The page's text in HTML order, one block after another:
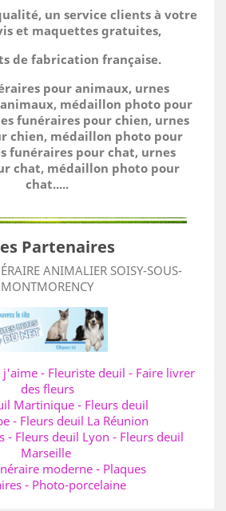
un service clients à votre
et maquettes gratuites,
de fabrication française.
pour animaux, urnes
médaillon photo pour
funéraires pour chien, urnes
chien, médaillon photo pour
funéraires pour chat, urnes
chat, médaillon photo pour
chat.....
Partenaires
ANIMALIER SOISY-SOUS-
MONTMORENCY
j'aime- Fleuriste deuil - Faire livrer
des fleurs
Martinique- Fleurs deuil
- Fleurs deuil La Réunion
- Fleurs deuil Lyon - Fleurs deuil
Marseille
moderne - Plaques
- Photo-porcelaine